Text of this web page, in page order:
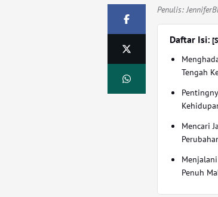
Penulis:
Daftar Isi:
Tengah
Mencari
Penuh